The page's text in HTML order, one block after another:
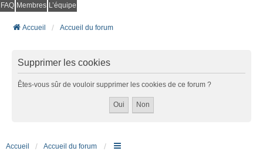
FAQ Membres L’équipe
Accueil Accueil du forum
Supprimer les cookies
Êtes-vous sûr de vouloir supprimer les cookies de ce forum ?
Accueil Accueil du forum